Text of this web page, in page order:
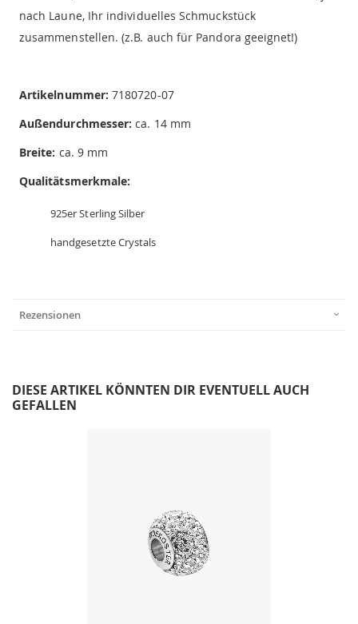
nach Laune, Ihr individuelles Schmuckstück
zusammenstellen. (z.B. auch für Pandora geeignet!)
Artikelnummer: 7180720-07
Außendurchmesser: ca. 14 mm
Breite: ca. 9 mm
Qualitätsmerkmale:
925er Sterling Silber
handgesetzte Crystals
Rezensionen
DIESE ARTIKEL KÖNNTEN DIR EVENTUELL AUCH
GEFALLEN